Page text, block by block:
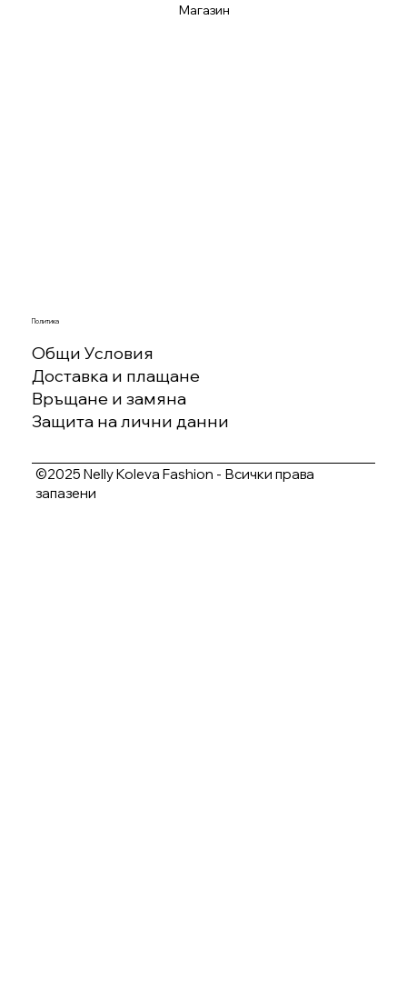
Магазин
Политика
Общи Условия
Доставка и плащане
Връщане и замяна
Защита на лични данни
©2025 Nelly Koleva Fashion - Всички права
запазени